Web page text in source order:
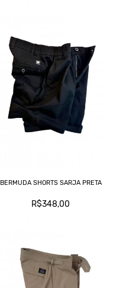
BERMUDA SHORTS SARJA PRETA
R$348,00